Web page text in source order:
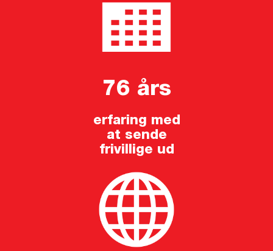
76 års
erfaring med
at sende
frivillige ud